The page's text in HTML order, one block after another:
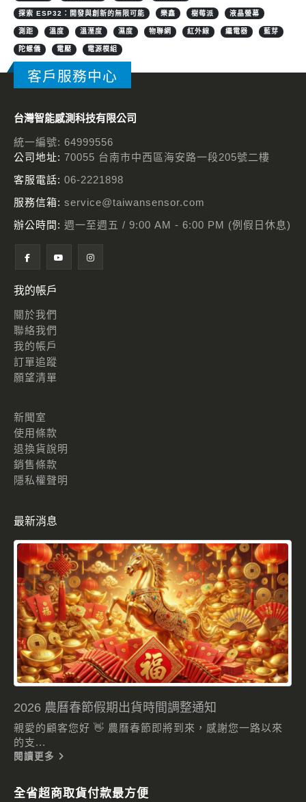
探索 ESP32：開發與創新的無限可能 樂鑫 樹莓派 液晶螢幕
測距 溫度 溫溼度 濕度 物聯網 紅外線 繼電器 藍芽
陀螺儀 電壓 電源模組
客戶服務中心
台灣智能感測科技有限公司
統一編號: 64999556
公司地址: 70055 台南市中西區海安路一段205號二樓
客服電話: 06-2221898
服務信箱: service@taiwansensor.com
辦公時間: 週一至週五 / 9:00 AM - 6:00 PM (例假日休息)
我的帳戶
關於我們
聯絡我們
我的帳戶
訂單追蹤
願望清單
新聞室
使用條款
退換貨說明
銷售條款
隱私權聲明
最新消息
2026 農曆春節假期出貨時間調整通知
親愛的顧客您好 👋 農曆春節即將到來，感謝您一路以來
的支...
閱讀更多
全省超商取貨付款最方便